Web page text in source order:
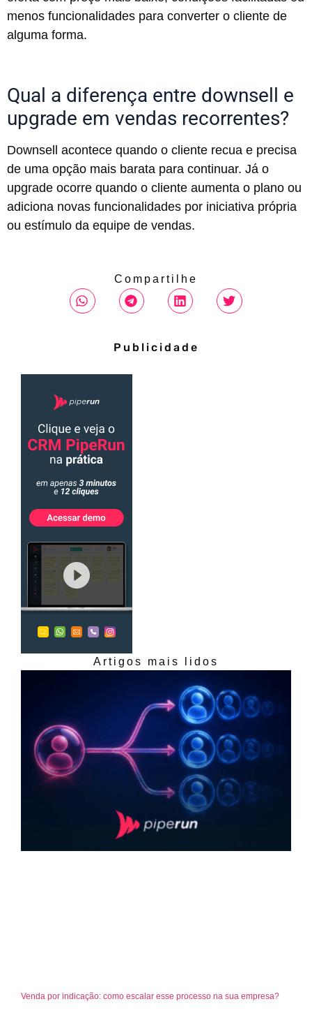
menos funcionalidades para converter o cliente de
alguma forma.
Qual a diferença entre downsell e
upgrade em vendas recorrentes?
Downsell acontece quando o cliente recua e precisa
de uma opção mais barata para continuar. Já o
upgrade ocorre quando o cliente aumenta o plano ou
adiciona novas funcionalidades por iniciativa própria
ou estímulo da equipe de vendas.
Compartilhe
Publicidade
Artigos mais lidos
Venda por indicação: como escalar esse processo na sua empresa?